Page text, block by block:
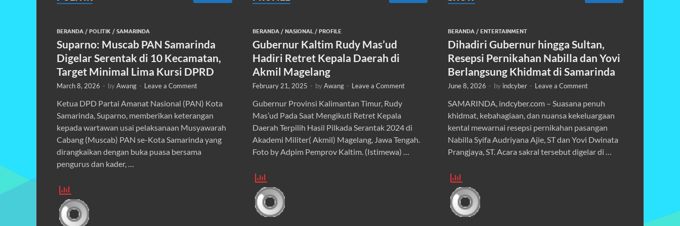
BERANDA / POLITIK / SAMARINDA
Suparno: Muscab PAN Samarinda
Digelar Serentak di 10 Kecamatan,
Target Minimal Lima Kursi DPRD
March 8, 2026 - byAwang - Leave a Comment
Ketua DPD Partai Amanat Nasional (PAN) Kota
Samarinda, Suparno, memberikan keterangan
kepada wartawan usai pelaksanaan Musyawarah
Cabang (Muscab) PAN se-Kota Samarinda yang
dirangkaikan dengan buka puasa bersama
pengurus dan kader, …
BERANDA/ NASIONAL/ PROFILE
Gubernur Kaltim Rudy Mas’ud
Hadiri Retret Kepala Daerah di
Akmil Magelang
February 21, 2025 - byAwang - Leave a Comment
Gubernur Provinsi Kalimantan Timur, Rudy
Mas’ud Pada Saat Mengikuti Retret Kepala
Daerah Terpilih Hasil Pilkada Serantak 2024 di
Akademi Militer( Akmil) Magelang, Jawa Tengah.
Foto by Adpim Pemprov Kaltim. (Istimewa) …
BERANDA / ENTERTAINMENT
Dihadiri Gubernur hingga Sultan,
Resepsi Pernikahan Nabilla dan Yovi
Berlangsung Khidmat di Samarinda
June 8, 2026 - by indcyber - Leave a Comment
SAMARINDA, indcyber.com – Suasana penuh
khidmat, kebahagiaan, dan nuansa kekeluargaan
kental mewarnai resepsi pernikahan pasangan
Nabilla Syifa Audriyana Ajie, ST dan Yovi Dwinata
Prangjaya, ST. Acara sakral tersebut digelar di …